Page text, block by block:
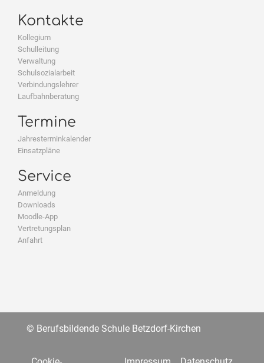
Kontakte
Kollegium
Schulleitung
Verwaltung
Schulsozialarbeit
Verbindungslehrer
Laufbahnberatung
Termine
Jahresterminkalender
Einsatzpläne
Service
Anmeldung
Downloads
Moodle-App
Vertretungsplan
Anfahrt
© Berufsbildende Schule Betzdorf-Kirchen